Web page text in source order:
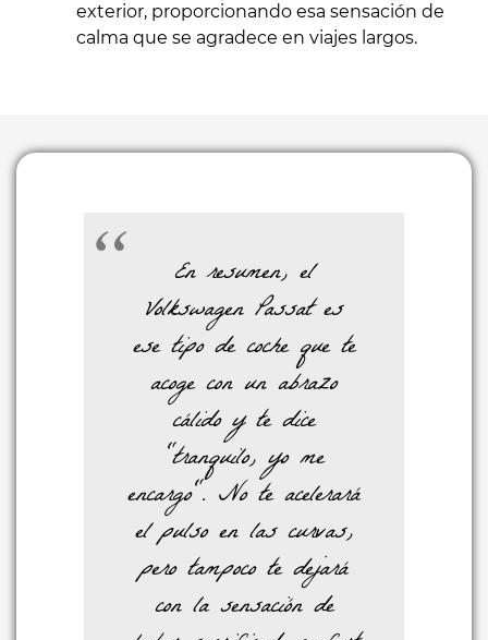
exterior, proporcionando esa sensación de
calma que se agradece en viajes largos.
En resumen, el
Volkswagen Passat es
ese tipo de coche que te
acoge con un abrazo
cálido y te dice
"tranquilo, yo me
encargo". No te acelerará
el pulso en las curvas,
pero tampoco te dejará
con la sensación de